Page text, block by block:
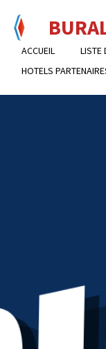
Passer
au
contenu
ACCUEIL LISTE
HOTELS